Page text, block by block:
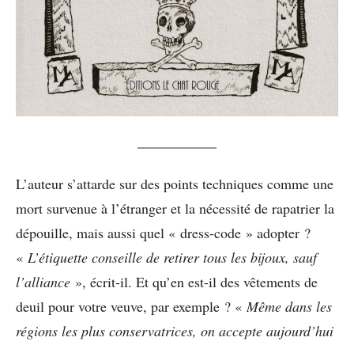
L’auteur s’attarde sur des points techniques comme une
mort survenue à l’étranger et la nécessité de rapatrier la
dépouille, mais aussi quel « dress-code » adopter ?
« L’étiquette conseille de retirer tous les bijoux, sauf
l’alliance », écrit-il. Et qu’en est-il des vêtements de
deuil pour votre veuve, par exemple ? «Même dans les
régions les plus conservatrices, on accepte aujourd’hui